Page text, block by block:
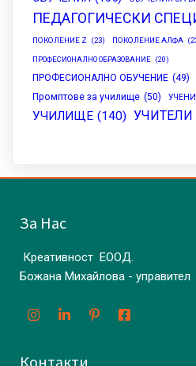
ПЕДАГОГИЧЕСКИ
ПОКОЛЕНИЕ Z (23) ПОКОЛЕНИЕ АЛФА
ПРОФЕСИОНАЛНО ОБРАЗОВАНИЕ (20)
ПРОФЕСИОНАЛНО ОБУЧЕНИЕ (49)
Промптове за училище (50)
УЧИЛИЩЕ (140) УЧИТЕЛИ
За Нас
Креативност ЕООД.
Божана Михайлова - управител
Контакти